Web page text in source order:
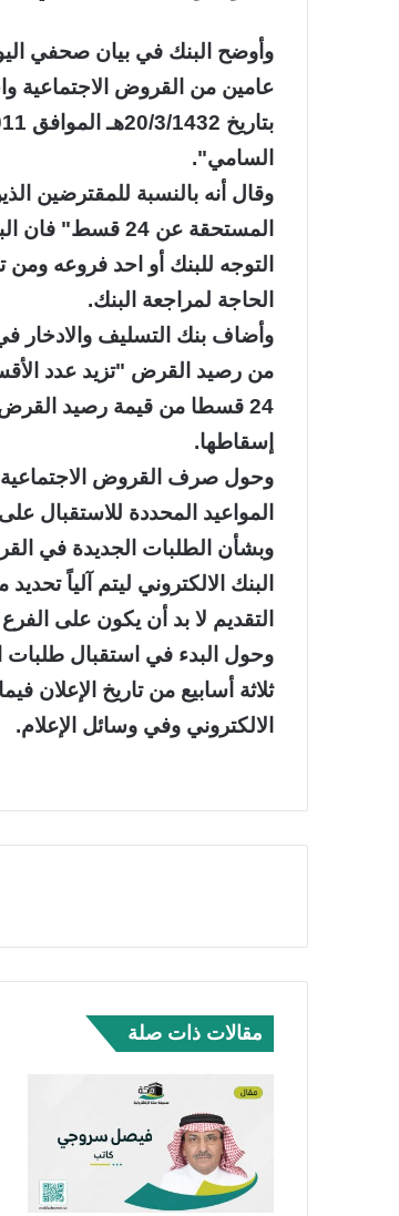
وأوضح البنك في بيان صحفي
عامين من القروض الاجتماعية
السامي".
وقال أنه بالنسبة للمقترضين
المستحقة عن 24
التوجه للبنك أو احد فروعه
الحاجة لمراجعة البنك.
وأضاف بنك التسليف والادخار في
24 قسطا من قيمة رصيد
إسقاطها.
وحول صرف القروض الاجتماعية
المواعيد المحددة للاستقبال
وبشأن الطلبات الجديدة في
البنك الالكتروني ليتم آلياً
التقديم لا بد أن يكون على
وحول البدء في استقبال طلبات
ثلاثة أسابيع من تاريخ الإعلان
الالكتروني وفي وسائل الإعلام.
مقالات ذات صلة